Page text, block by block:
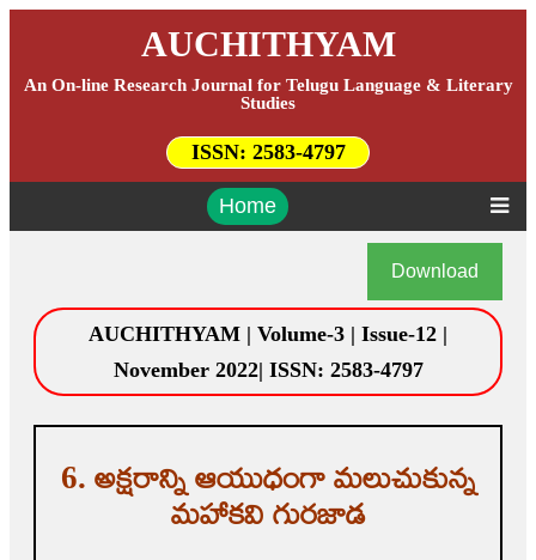
AUCHITHYAM
An On-line Research Journal for Telugu Language & Literary
Studies
ISSN: 2583-4797
Home
Download
AUCHITHYAM | Volume-3 | Issue-12 |
November 2022| ISSN: 2583-4797
6. అక్షరాన్ని ఆయుధంగా మలుచుకున్న
మహాకవి గురజాడ